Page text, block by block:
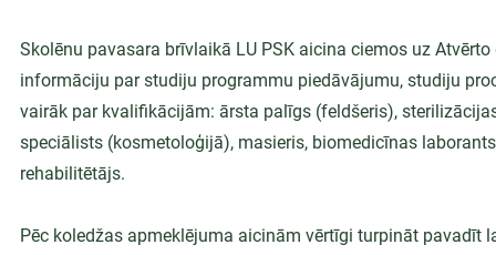
Skolēnu pavasara brīvlaikā LU PSK aicina ciemos uz
informāciju par studiju programmu piedāvājumu, studiju
vairāk par kvalifikācijām: ārsta palīgs (feldšeris),
speciālists (kosmetoloģijā), masieris, biomedicīnas
rehabilitētājs.
Pēc koledžas apmeklējuma aicinām vērtīgi turpināt